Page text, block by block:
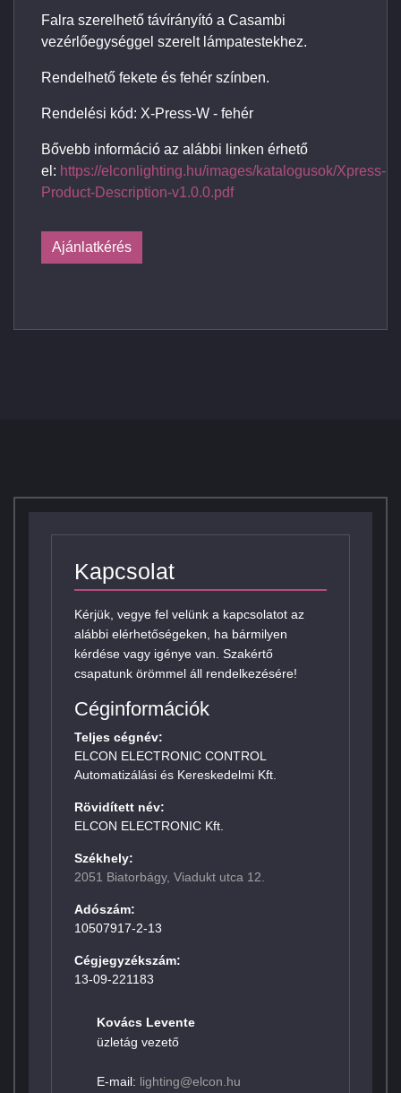
Falra szerelhető távírányító a Casambi
vezérlőegységgel szerelt lámpatestekhez.
Rendelhető fekete és fehér színben.
Rendelési kód: X-Press-W - fehér
Bővebb információ az alábbi linken érhető
el: https://elconlighting.hu/images/katalogusok/Xpress-
Product-Description-v1.0.0.pdf
Ajánlatkérés
Kapcsolat
Kérjük, vegye fel velünk a kapcsolatot az
alábbi elérhetőségeken, ha bármilyen
kérdése vagy igénye van. Szakértő
csapatunk örömmel áll rendelkezésére!
Céginformációk
Teljes cégnév:
ELCON ELECTRONIC CONTROL
Automatizálási és Kereskedelmi Kft.
Rövidített név:
ELCON ELECTRONIC Kft.
Székhely:
2051 Biatorbágy, Viadukt utca 12.
Adószám:
10507917-2-13
Cégjegyzékszám:
13-09-221183
Kovács Levente
üzletág vezető
E-mail: lighting@elcon.hu